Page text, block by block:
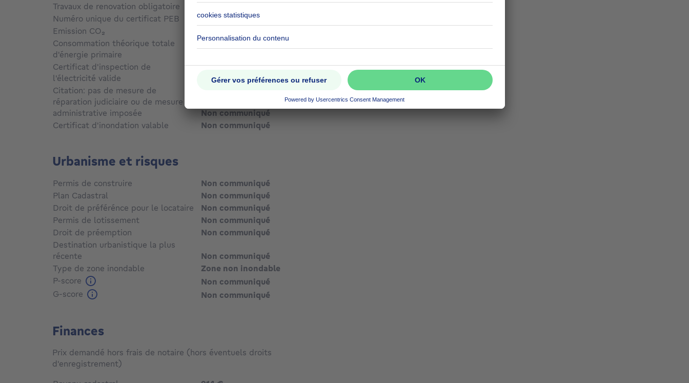
Travaux de renovation obligatoire
Non communiqué
Numéro unique du certificat PEB
Non communiqué
Emission CO₂
Consommation théorique totale
d'énergie primaire
Certificat d'inspection de
l'électricité valide
Oui
Citation: pas de mesure de
réparation judiciaire ou de mesure
administrative imposée
Non communiqué
Certificat d'inondation valable
Non communiqué
Urbanisme et risques
Permis de construire
Non communiqué
Plan Cadastral
Non communiqué
Droit de préférénce pour le locataire
Non communiqué
Permis de lotissement
Non communiqué
Droit de préemption
Non communiqué
Destination urbanistique la plus
récente
Non communiqué
Type de zone inondable
Zone non inondable
P-score
Non communiqué
G-score
Non communiqué
Finances
Prix demandé hors frais de notaire (hors éventuels droits
d'enregistrement)